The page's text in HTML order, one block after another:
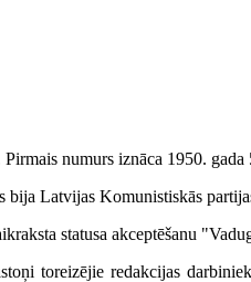
numurs iznāca 1950. gada
Latvijas Komunistiskās
statusa akceptēšanu
toreizējie redakcijas